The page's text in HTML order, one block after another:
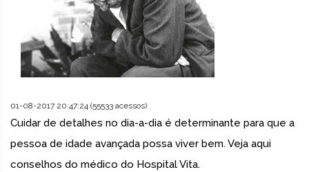
01-08-2017 20:47:24 (55533 acessos)
Cuidar de detalhes no dia-a-dia é determinante para que a
pessoa de idade avançada possa viver bem. Veja aqui
conselhos do médico do Hospital Vita.